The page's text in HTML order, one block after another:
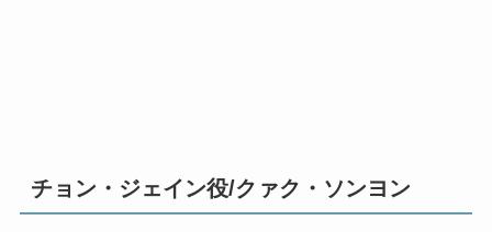
チョン・ジェイン役/クァク・ソンヨン